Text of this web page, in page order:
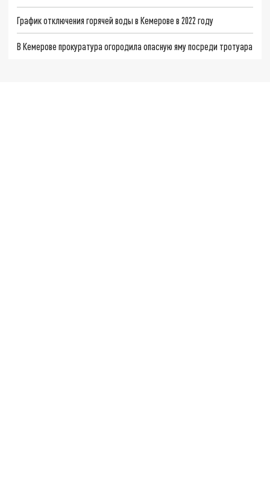
График отключения горячей воды в Кемерове в 2022 году
В Кемерове прокуратура огородила опасную яму посреди тротуара